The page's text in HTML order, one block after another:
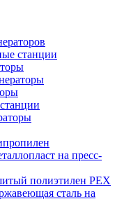
станции
на пресс-
полиэтилен PEX
сталь на